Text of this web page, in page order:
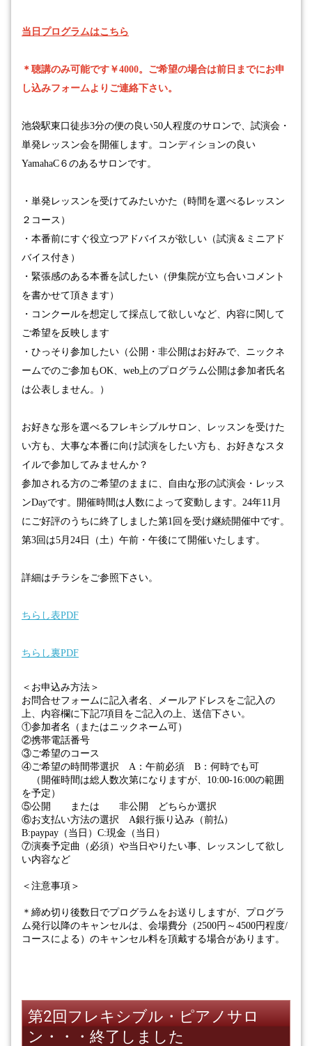
当日プログラムはこちら
＊聴講のみ可能です￥4000。ご希望の場合は前日までにお申
し込みフォームよりご連絡下さい。
池袋駅東口徒歩3分の便の良い50人程度のサロンで、試演会・
単発レッスン会を開催します。コンディションの良い
YamahaC ６のあるサロンです。
・単発レッスンを受けてみたいかた（時間を選べるレッスン
２コース）
・本番前にすぐ役立つアドバイスが欲しい（試演＆ミニアド
バイス付き）
・緊張感のある本番を試したい（伊集院が立ち合いコメント
を書かせて頂きます）
・コンクールを想定して採点して欲しいなど、内容に関して
ご希望を反映します
・ひっそり参加したい（公開・非公開はお好みで、ニックネ
ームでのご参加もOK、web上のプログラム公開は参加者氏名
は公表しません。
）
お好きな形を選べるフレキシブルサロン、レッスンを受けた
い方も、大事な本番に向け試演をしたい方も、お好きなスタ
イルで参加してみませんか？
参加される方のご希望のままに、自由な形の試演会・レッス
ンDayです。 開催時間は人数によって変動します。24年11月
にご好評のうちに終了しました第1回を受け継続開催中です。
第3回は5月24日（土）午前・午後にて開催いたします。
詳細はチラシをご参照下さい。
ちらし表PDF
ちらし裏PDF
＜お申込み方法＞
お問合せフォームに記入者名、メールアドレスをご記入の
上、内容欄に下記7項目をご記入の上、送信下さい。
①参加者名（またはニックネーム可）
②携帯電話番号
③ご希望のコース
④ご希望の時間帯選択 A ：午前必須 B ：何時でも可
（開催時間は総人数次第になりますが、 10:00-16:00の範囲
を予定）
⑤公開 または 非公開 どちらか選択
⑥お支払い方法の選択 A銀行振り込み（前払）
B:paypay （当日） C:現金（当日）
⑦演奏予定曲（必須）や当日やりたい事、レッスンして欲し
い内容など
＜注意事項＞
＊締め切り後数日でプログラムをお送りしますが、プログラ
ム発行以降のキャンセルは、会場費分（2500円～ 4500円程度/
コースによる）のキャンセル料を頂戴する場合があります。
第2回フレキシブル・ピアノサロ
ン・・・終了しました